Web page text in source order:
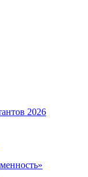
2026